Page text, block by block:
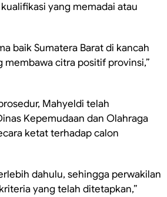
yang memadai atau
baik Sumatera Barat di kancah
membawa citra positif provinsi,”
Mahyeldi telah
Kepemudaan dan Olahraga
ketat terhadap calon
dahulu, sehingga perwakilan
yang telah ditetapkan,”